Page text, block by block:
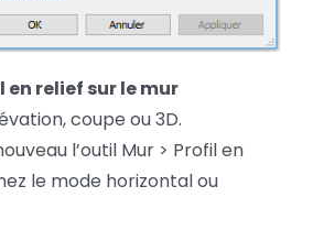
en relief sur le mur
coupe ou 3D.
l’outil Mur > Profil en
le mode horizontal ou